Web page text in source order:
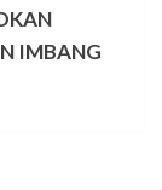
IMBANG